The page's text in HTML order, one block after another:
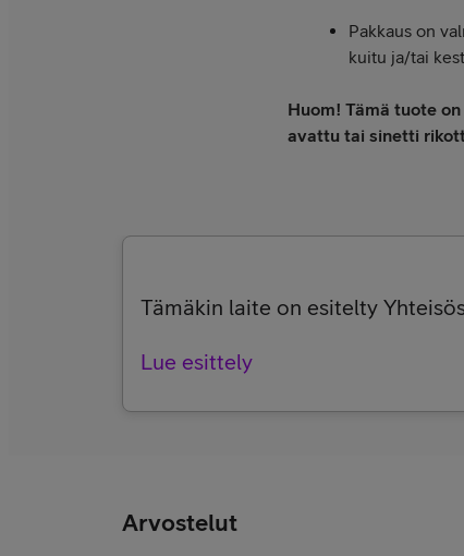
Pakkaus on
kuitu ja/tai
Huom! Tämä tuote
avattu tai sinetti
Tämäkin laite on esitelty
Lue esittely
Arvostelut